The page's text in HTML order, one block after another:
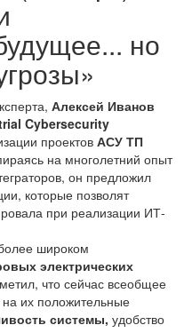
но
Алексей Иванов
Cybersecurity
проектов АСУ ТП
на многолетний опыт
он предложил
которые позволят
при реализации ИТ-
широком
электрических
что сейчас всеобщее
их положительные
системы, удобство